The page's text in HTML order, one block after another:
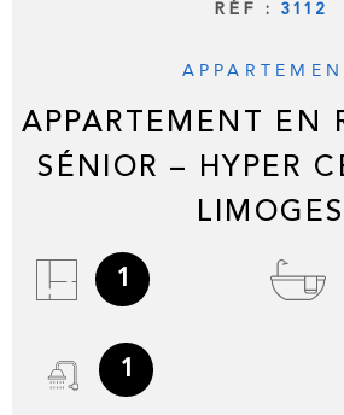
RÉF : 3112
APPARTEMENT EN
SÉNIOR – HYPER
LIMOGES
1
1